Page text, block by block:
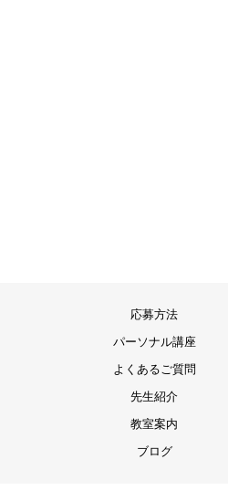
応募方法
パーソナル講座
よくあるご質問
先生紹介
教室案内
ブログ